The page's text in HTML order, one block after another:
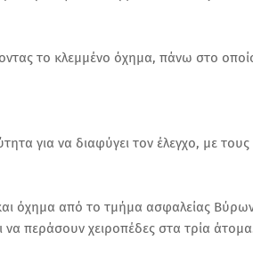
το κλεμμένο όχημα, πάνω στο
για να διαφύγει τον έλεγχο, με
όχημα από το τμήμα ασφαλείας
να περάσουν χειροπέδες στα τρία